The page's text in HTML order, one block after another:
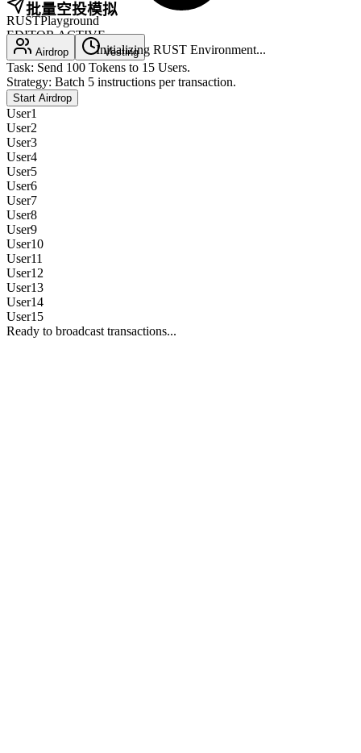
RUSTPlayground
EDITOR ACTIVE
Initializing RUSTEnvironment...
批量空投模拟
Airdrop Vesting
Task: Send 100 Tokens to 15 Users.
Strategy: Batch 5 instructions per transaction.
Start Airdrop
User1
User2
User3
User4
User5
User6
User7
User8
User9
User10
User11
User12
User13
User14
User15
Ready to broadcast transactions...